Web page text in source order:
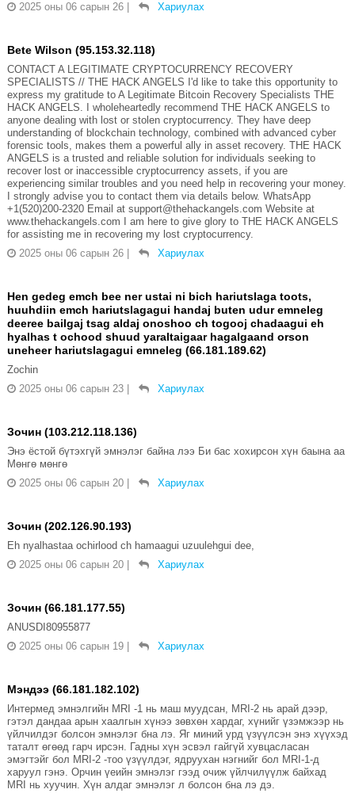
2025 оны 06 сарын 26
Хариулах
Bete Wilson (95.153.32.118)
CONTACT A LEGITIMATE CRYPTOCURRENCY RECOVERY
SPECIALISTS // THE HACK ANGELS I'd like to take this opportunity to
express my gratitude to A Legitimate Bitcoin Recovery Specialists THE
HACK ANGELS. I wholeheartedly recommend THE HACK ANGELS to
anyone dealing with lost or stolen cryptocurrency. They have deep
understanding of blockchain technology, combined with advanced cyber
forensic tools, makes them a powerful ally in asset recovery. THE HACK
ANGELS is a trusted and reliable solution for individuals seeking to
recover lost or inaccessible cryptocurrency assets, if you are
experiencing similar troubles and you need help in recovering your money.
I strongly advise you to contact them via details below. WhatsApp
+1(520)200-2320 Email at support@thehackangels.com Website at
www.thehackangels.com I am here to give glory to THE HACK ANGELS
for assisting me in recovering my lost cryptocurrency.
2025 оны 06 сарын 26
Хариулах
Hen gedeg emch bee ner ustai ni bich hariutslaga toots,
huuhdiin emch hariutslagagui handaj buten udur emneleg
deeree bailgaj tsag aldaj onoshoo ch togooj chadaagui eh
hyalhas t ochood shuud yaraltaigaar hagalgaand orson
uneheer hariutslagagui emneleg (66.181.189.62)
Zochin
2025 оны 06 сарын 23
Хариулах
Зочин (103.212.118.136)
Энэ ёстой бүтэхгүй эмнэлэг байна лээ Би бас хохирсон хүн баына аа
Мөнгө мөнгө
2025 оны 06 сарын 20
Хариулах
Зочин (202.126.90.193)
Eh nyalhastaa ochirlood ch hamaagui uzuulehgui dee,
2025 оны 06 сарын 20
Хариулах
Зочин (66.181.177.55)
ANUSDI80955877
2025 оны 06 сарын 19
Хариулах
Мэндээ (66.181.182.102)
Интермед эмнэлгийн MRI -1 нь маш муудсан, MRI-2 нь арай дээр,
гэтэл дандаа арын хаалгын хүнээ зөвхөн хардаг, хүнийг үзэмжээр нь
үйлчилдэг болсон эмнэлэг бна лэ. Яг миний урд үзүүлсэн энэ хүүхэд
таталт өгөөд гарч ирсэн. Гадны хүн эсвэл гайгүй хувцасласан
эмэгтэйг бол MRI-2 -тоо үзүүлдэг, ядруухан нэгнийг бол MRI-1-д
харуул гэнэ. Орчин үеийн эмнэлэг гээд очиж үйлчилүүлж байхад
MRI нь хуучин. Хүн алдаг эмнэлэг л болсон бна лэ дэ.